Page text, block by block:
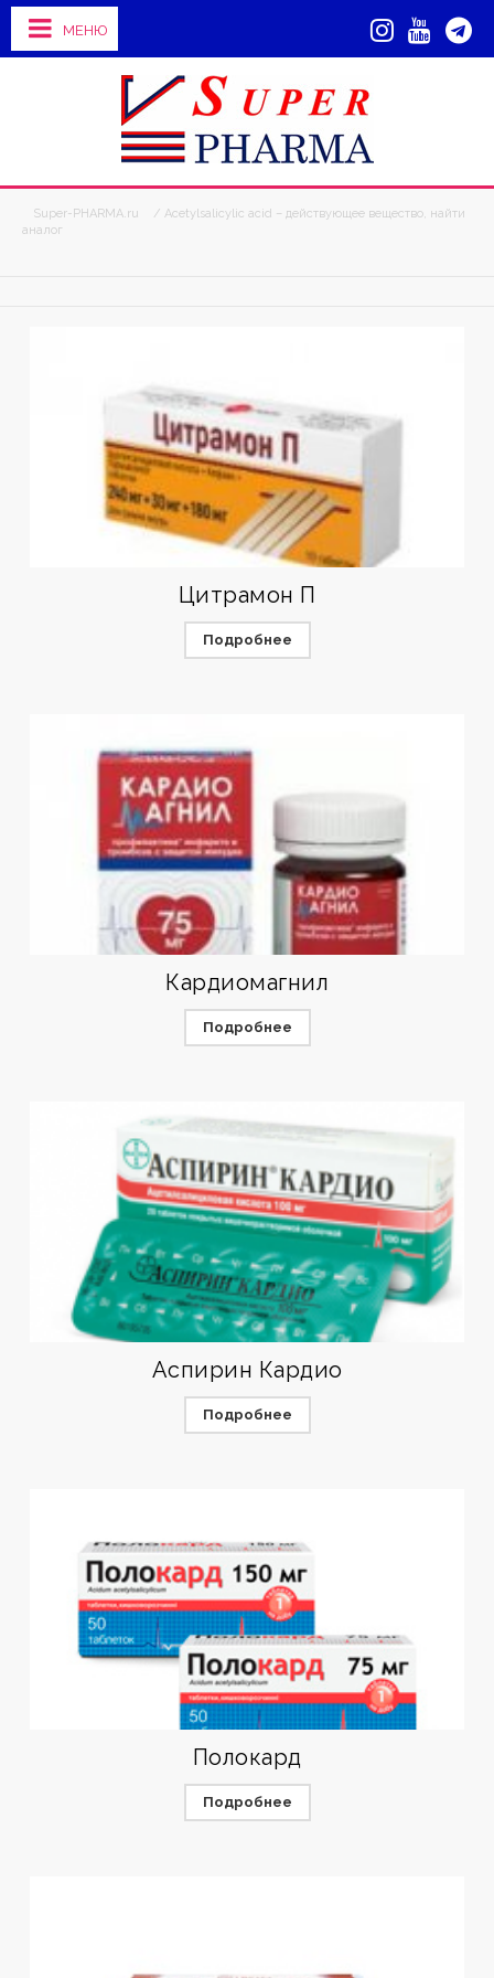
МЕНЮ
Super-PHARMA.ru
/ Acetylsalicylic acid – действующее вещество, найти
аналог
Цитрамон П
Подробнее
Кардиомагнил
Подробнее
Аспирин Кардио
Подробнее
Полокард
Подробнее